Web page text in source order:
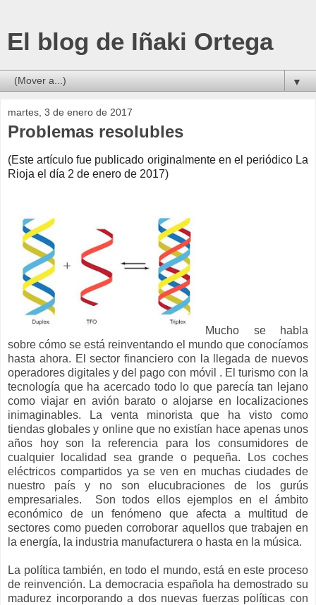
El blog de Iñaki Ortega
▼
martes, 3 de enero de 2017
Problemas resolubles
(Este artículo fue publicado originalmente en el periódico La
Rioja el día 2 de enero de 2017)
Mucho se habla
sobre cómo se está reinventando el mundo que conocíamos
hasta ahora. El sector financiero con la llegada de nuevos
operadores digitales y del pago con móvil . El turismo con la
tecnología que ha acercado todo lo que parecía tan lejano
como viajar en avión barato o alojarse en localizaciones
inimaginables. La venta minorista que ha visto como
tiendas globales y online que no existían hace apenas unos
años hoy son la referencia para los consumidores de
cualquier localidad sea grande o pequeña. Los coches
eléctricos compartidos ya se ven en muchas ciudades de
nuestro país y no son elucubraciones de los gurús
empresariales. Son todos ellos ejemplos en el ámbito
económico de un fenómeno que afecta a multitud de
sectores como pueden corroborar aquellos que trabajen en
la energía, la industria manufacturera o hasta en la música.
La política también, en todo el mundo, está en este proceso
de reinvención. La democracia española ha demostrado su
madurez incorporando a dos nuevas fuerzas políticas con